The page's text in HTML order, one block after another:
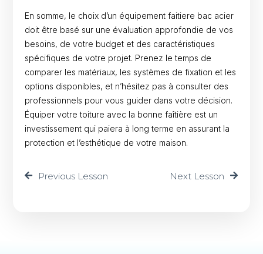
En somme, le choix d’un équipement faitiere bac acier
doit être basé sur une évaluation approfondie de vos
besoins, de votre budget et des caractéristiques
spécifiques de votre projet. Prenez le temps de
comparer les matériaux, les systèmes de fixation et les
options disponibles, et n’hésitez pas à consulter des
professionnels pour vous guider dans votre décision.
Équiper votre toiture avec la bonne faîtière est un
investissement qui paiera à long terme en assurant la
protection et l’esthétique de votre maison.
Previous Lesson Next Lesson